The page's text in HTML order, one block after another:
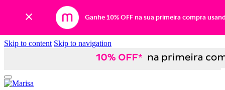
Ganhe 10% OFF na sua primeira compra
Skip to content Skip to navigation